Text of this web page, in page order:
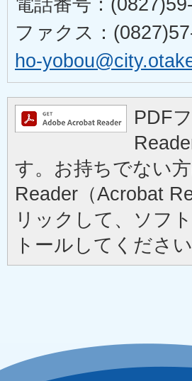
ファクス：
ho-
PDF
す。お持ちでない
Reader（Acrobat
リックして、ソフ
トールしてください